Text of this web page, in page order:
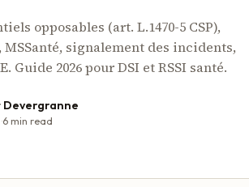
opposables (art. L.1470-5 CSP),
MSSanté, signalement des incidents,
Guide 2026 pour DSI et RSSI santé.
Devergranne
6 min read